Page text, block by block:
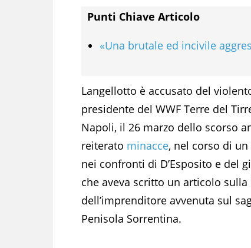
Punti Chiave Articolo
«Una brutale ed incivile
Langellotto è accusato del
presidente del WWF Terre del
Napoli, il 26 marzo dello scorso
reiterato minacce, nel corso di
nei confronti di D’Esposito e del
che aveva scritto un articolo
dell’imprenditore avvenuta sul
Penisola Sorrentina.